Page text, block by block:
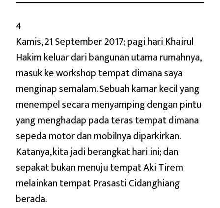
4
Kamis, 21 September 2017; pagi hari Khairul
Hakim keluar dari bangunan utama rumahnya,
masuk ke workshop tempat dimana saya
menginap semalam. Sebuah kamar kecil yang
menempel secara menyamping dengan pintu
yang menghadap pada teras tempat dimana
sepeda motor dan mobilnya diparkirkan.
Katanya, kita jadi berangkat hari ini; dan
sepakat bukan menuju tempat Aki Tirem
melainkan tempat Prasasti Cidanghiang
berada.